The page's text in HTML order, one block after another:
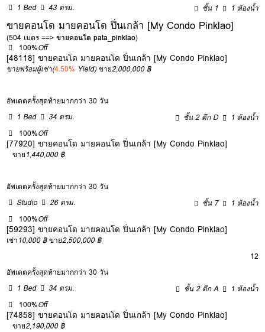
1 Bed
43 ตรม. ชั้น 1 1 ห้องน้ำ
ขายคอนโด มายคอนโด ปิ่นเกล้า [My Condo Pinklao]
(504 เมตร ==>ขายคอนโด pata_pinklao)
100%Off
[48118] ขายคอนโด มายคอนโด ปิ่นเกล้า [My Condo Pinklao]
ขายพร้อมผู้เช่า(4.50% Yield) ขาย2,000,000 ฿
อัพเดตครั้งสุดท้ายมากกว่า 30 วัน
1 Bed
34 ตรม. ชั้น 2 ตึก D
1 ห้องน้ำ
100%Off
[77920] ขายคอนโด มายคอนโด ปิ่นเกล้า [My Condo Pinklao]
ขาย1,440,000 ฿
อัพเดตครั้งสุดท้ายมากกว่า 30 วัน
Studio
26 ตรม. ชั้น 7
1 ห้องน้ำ
100%Off
[59293] ขายคอนโด มายคอนโด ปิ่นเกล้า [My Condo Pinklao]
เช่า10,000 ฿ ขาย2,500,000 ฿
12
อัพเดตครั้งสุดท้ายมากกว่า 30 วัน
1 Bed
34 ตรม. ชั้น 2 ตึก A
1 ห้องน้ำ
100%Off
[74858] ขายคอนโด มายคอนโด ปิ่นเกล้า [My Condo Pinklao]
ขาย2,190,000 ฿